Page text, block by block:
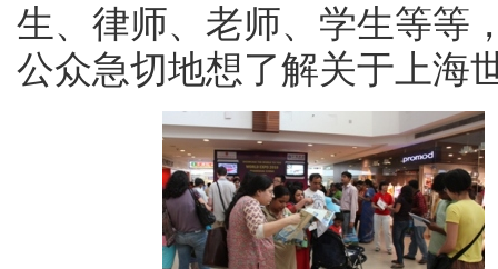
生、律师、老师、学生等等
公众急切地想了解关于上海